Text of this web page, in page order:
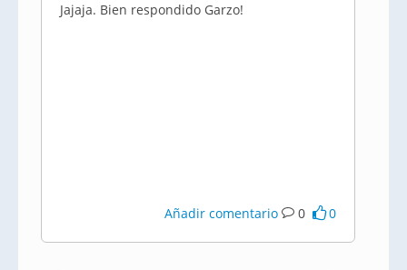
Jajaja. Bien respondido Garzo!
Añadir comentario 0 0